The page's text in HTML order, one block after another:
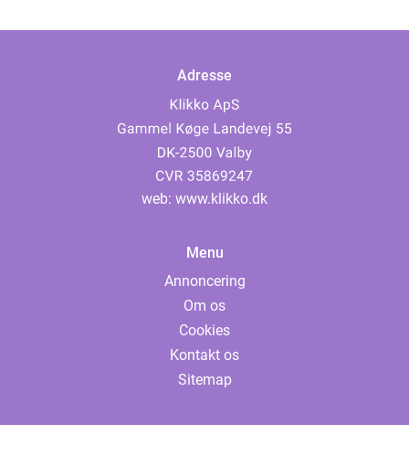
Adresse
web: www.klikko.dk
Menu
Annoncering
Om os
Cookies
Kontakt os
Sitemap